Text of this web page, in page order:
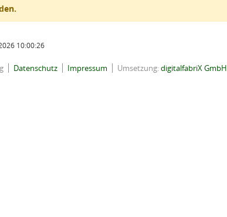
10:00:26
Datenschutz Impressum Umsetzung:digitalfabriX GmbH